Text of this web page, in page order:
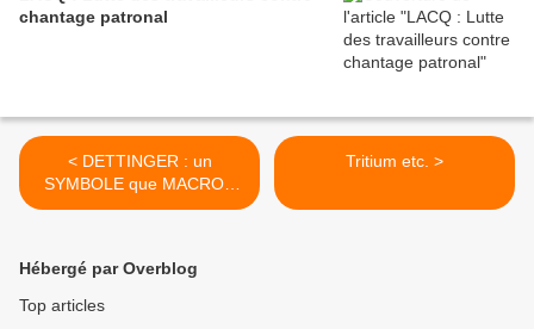
chantage patronal
< DETTINGER : un
SYMBOLE que MACRON
veut DÉTRUIRE
Tritium etc. >
Hébergé par Overblog
Top articles